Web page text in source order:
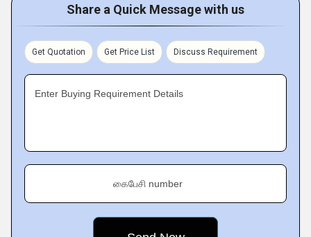
offering the range, we also provide After Sales Services.
We employ latest technology mechanisms and features in
the products with innovation to make the cooking chores
fast, easy and simple. Our durable, low maintenance and
Fact Sheet :
Share a Quick Message with us
Get Quotation Get Price List Discuss Requirement
Enter Buying Requirement Details
கைபேசி number